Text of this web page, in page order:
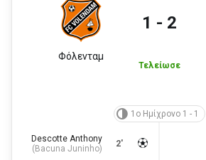
Φόλενταμ
1 - 2
Τελείωσε
1ο Ημίχρονο 1 - 1
2'
Descotte Anthony
( Bacuna Juninho)